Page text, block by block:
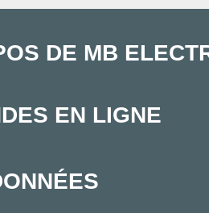
DE MB
EN LIGNE